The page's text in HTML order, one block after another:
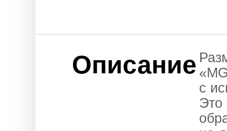
Описание
с
Это